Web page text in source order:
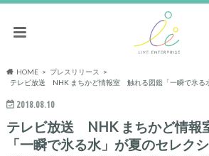
HOME
プレスリリース
テレビ放送 NHK まちかど情報室 触れる図鑑「一瞬で氷る
2018.08.10
テレビ放送 NHK まちかど情
「一瞬で氷る水」が夏のセレク